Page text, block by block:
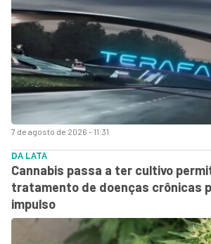
7 de agosto de 2026 - 11:31
DA LATA
Cannabis passa a ter cultivo
tratamento de doenças crônicas
impulso